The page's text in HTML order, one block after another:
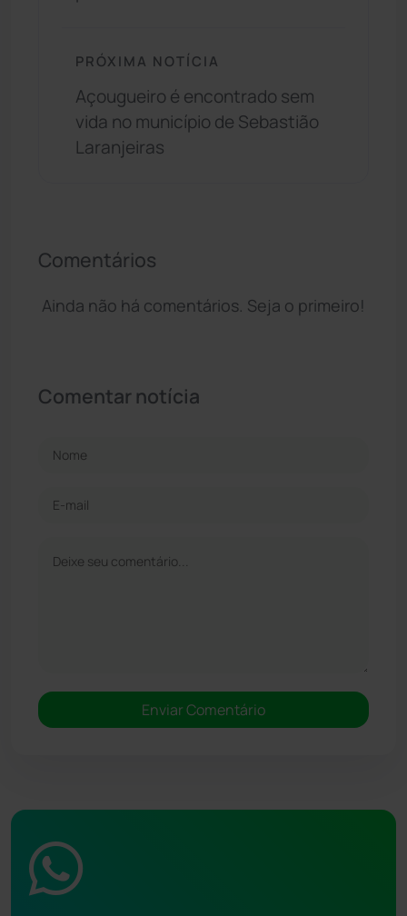
PRÓXIMA NOTÍCIA
Açougueiro é encontrado sem
vida no município de Sebastião
Laranjeiras
Comentários
Ainda não há comentários. Seja o primeiro!
Comentar notícia